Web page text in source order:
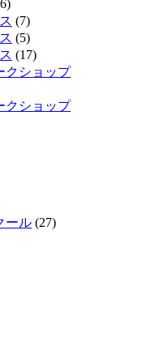
(7)
(5)
(17)
クショップ
クショップ
ール (27)